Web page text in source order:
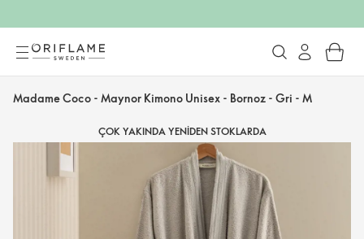
Madame Coco - Maynor Kimono Unisex - Bornoz - Gri - M
ÇOK YAKINDA YENIDEN STOKLARDA